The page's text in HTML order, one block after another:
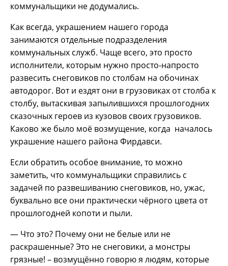
коммунальщики не додумались.
Как всегда, украшением нашего города
занимаются отдельные подразделения
коммунальных служб. Чаще всего, это просто
исполнители, которым нужно просто-напросто
развесить снеговиков по столбам на обочинах
автодорог. Вот и ездят они в грузовиках от столба к
столбу, вытаскивая запылившихся прошлогодних
сказочных героев из кузовов своих грузовиков.
Каково же было моё возмущение, когда началось
украшение нашего района Фирдавси.
Если обратить особое внимание, то можно
заметить, что коммунальщики справились с
задачей по развешиванию снеговиков, но, ужас,
буквально все они практически чёрного цвета от
прошлогодней копоти и пыли.
— Что это? Почему они не белые или не
раскрашенные? Это не снеговики, а монстры
грязные! – возмущённо говорю я людям, которые